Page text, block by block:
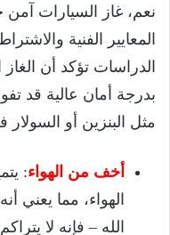
نعم، غاز السيارات
المعايير الفنية
بدرجة أمان عالية قد
مثل البنزين أو
أخف من الهواء:
الهواء، مما يعني
الله – فإنه لا